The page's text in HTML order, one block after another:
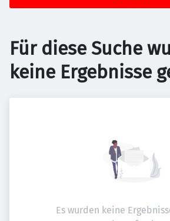
Für diese Suche
keine Ergebnisse
Es wurden keine